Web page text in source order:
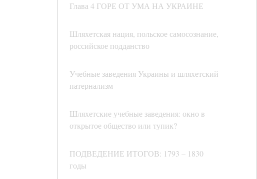
Глава 4 ГОРЕ ОТ УМА НА УКРАИНЕ
Шляхетская нация, польское самосознание,
российское подданство
Учебные заведения Украины и шляхетский
патернализм
Шляхетские учебные заведения: окно в
открытое общество или тупик?
ПОДВЕДЕНИЕ ИТОГОВ: 1793 – 1830
годы